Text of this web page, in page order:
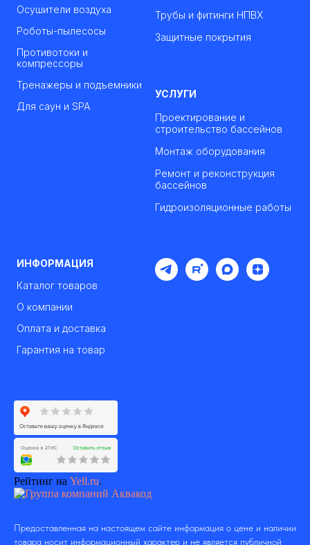
Осушители воздуха
Роботы-пылесосы
Противотоки и
компрессоры
Тренажеры и подъемники
Для саун и SPA
Трубы и фитинги НПВХ
Защитные покрытия
УСЛУГИ
Проектирование и
строительство бассейнов
Монтаж оборудования
Ремонт и реконструкция
бассейнов
Гидроизоляционные работы
ИНФОРМАЦИЯ
Каталог товаров
О компании
Оплата и доставка
Гарантия на товар
Рейтинг на Yell.ru.
Предоставленная на настоящем сайте информация о цене и наличии
товара носит информационный характер и не является публичной